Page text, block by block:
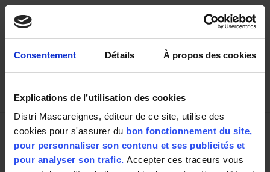
Consentement Détails À propos des cookies
Explications de l’utilisation des cookies
Distri Mascareignes, éditeur de ce site, utilise des
cookies pour s'assurer du bon fonctionnement du site,
pour personnaliser son contenu et ses publicités et
pour analyser son trafic. Accepter ces traceurs vous
ou